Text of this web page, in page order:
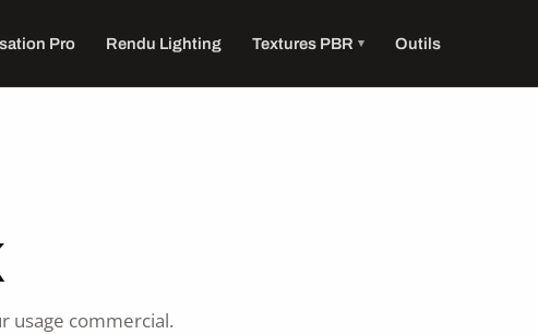
Pro Rendu Lighting Textures PBR Outils
usage commercial.